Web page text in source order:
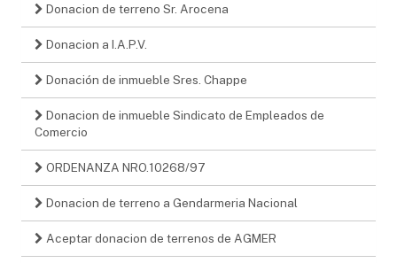
Donacion de terreno Sr. Arocena
Donacion a I.A.P.V.
Donación de inmueble Sres. Chappe
Donacion de inmueble Sindicato de Empleados de
Comercio
ORDENANZA NRO.10268/97
Donacion de terreno a Gendarmeria Nacional
Aceptar donacion de terrenos de AGMER